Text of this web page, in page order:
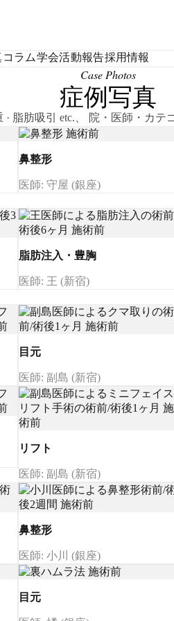
コラム学会活動報告採用情報
Case Photos
症例写真
· 脂肪吸引 etc.、 院・医師・カテ
鼻整形
医師: 守屋 (銀座)
脂肪注入・豊胸
医師: 王 (新宿)
目元
医師: 副島 (新宿)
リフト
医師: 副島 (新宿)
鼻整形
医師: 小川 (銀座)
目元